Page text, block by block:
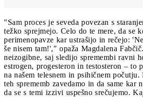
"Sam proces je seveda povezan s
težko sprejmejo. Celo do te mere, da se
perimenopavze kar ustrašijo in rečejo:
še nisem tam!'," opaža Magdalena
neizogibne, saj sledijo spremembi ravni
estrogen, progesteron in testosteron – to
na našem telesnem in psihičnem počutju.
teh sprememb zavedamo in da same kar
da se s temi izzivi uspešno srečujemo.